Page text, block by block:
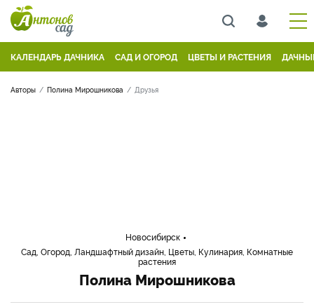
КАЛЕНДАРЬ ДАЧНИКА САД И ОГОРОД ЦВЕТЫ И РАСТЕНИЯ
Авторы Полина Мирошникова Друзья
Новосибирск
Сад, Огород, Ландшафтный дизайн, Цветы, Кулинария, Комнатные
растения
Полина Мирошникова